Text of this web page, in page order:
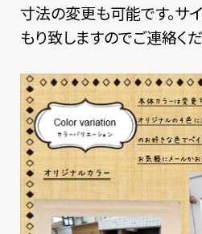
寸法の変更も可能です。サ
もり致しますのでご連絡くだ